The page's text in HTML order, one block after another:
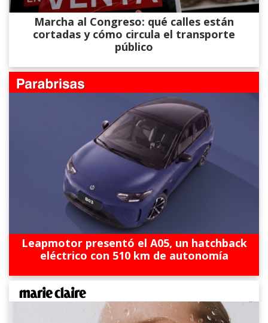
Marcha al Congreso: qué calles están
cortadas y cómo circula el transporte
público
Leapmotor presentó el A05, un hatchback
eléctrico con 510 km de autonomía